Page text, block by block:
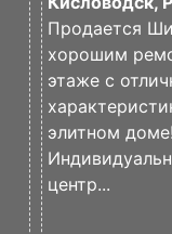
Продается
хорошим
этаже с
элитном доме!
центр...